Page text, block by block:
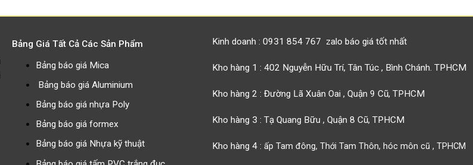
Bảng Giá Tất Cả Các Sản Phẩm
Bảng báo giá Mica
Bảng báo giá Aluminium
Bảng báo giá nhựa Poly
Bảng báo giá formex
Bảng báo giá Nhựa kỹ thuật
Kinh doanh : 0931 854 767 zalo báo giá tốt nhất
Kho hàng 1 : 402 Nguyễn Hữu Trí, Tân Túc , Bình Chánh. TPHCM
Kho hàng 2 : Đường Lã Xuân Oai , Quận 9 Cũ, TPHCM
Kho hàng 3 : Tạ Quang Bữu , Quận 8 Cũ, TPHCM
Kho hàng 4 : ấp Tam đông, Thới Tam Thôn, hóc môn cũ , TPHCM